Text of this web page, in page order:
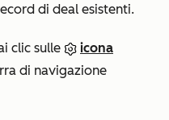
di deal esistenti.
clic sulle
icona
di navigazione